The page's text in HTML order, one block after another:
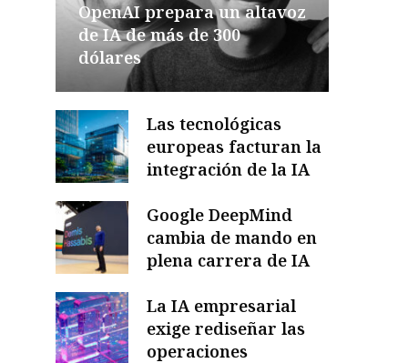
OpenAI prepara un altavoz
de IA de más de 300
dólares
Las tecnológicas
europeas facturan la
integración de la IA
Google DeepMind
cambia de mando en
plena carrera de IA
La IA empresarial
exige rediseñar las
operaciones